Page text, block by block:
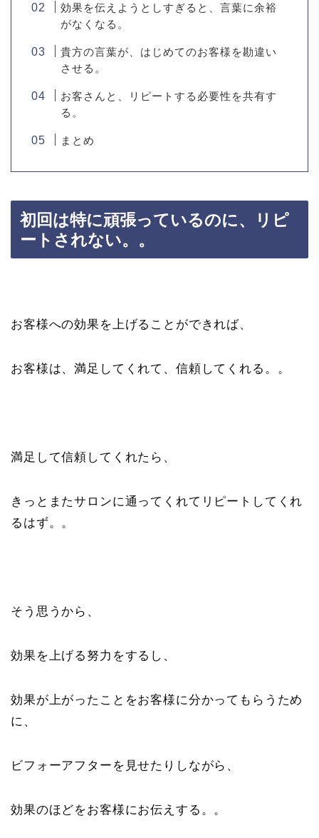
効果を伝えようとしすぎると、言葉に余裕
がなくなる。
貴方の言葉が、はじめてのお客様を勘違い
させる。
お客さんと、リピートする必要性を共有す
る。
まとめ
初回は特に頑張っているのに、リピ
ートされない。。
お客様への効果を上げることができれば、
お客様は、満足してくれて、信頼してくれる。。
満足して信頼してくれたら、
きっとまたサロンに通ってくれてリピートしてくれ
るはず。。
そう思うから、
効果を上げる努力をするし、
効果が上がったことをお客様に分かってもらうため
に、
ビフォーアフターを見せたりしながら、
効果のほどをお客様にお伝えする。。